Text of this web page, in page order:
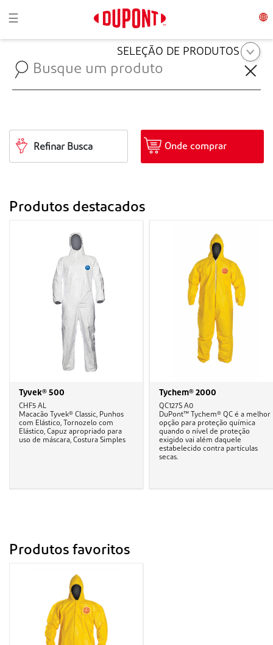
Toggle navigation
☰
SELEÇÃO DE PRODUTOS
Refinar Busca Onde comprar
Produtos destacados
Tyvek® 500
CHF5 AL
Macacão Tyvek® Classic, Punhos
com Elástico, Tornozelo com
Elástico, Capuz apropriado para
uso de máscara, Costura Simples
Tychem® 2000
QC127S A0
DuPont™ Tychem® QC é a melhor
opção para proteção química
quando o nível de proteção
exigido vai além daquele
estabelecido contra partículas
secas.
Produtos favoritos